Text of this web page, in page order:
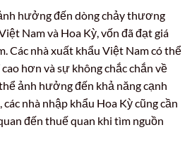
hưởng đến dòng chảy thương
Nam và Hoa Kỳ, vốn đã đạt giá
Các nhà xuất khẩu Việt Nam có thể
hơn và sự không chắc chắn về
ảnh hưởng đến khả năng cạnh
nhà nhập khẩu Hoa Kỳ cũng cần
đến thuế quan khi tìm nguồn